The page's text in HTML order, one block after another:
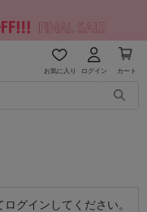
お気に入り ログイン カート
グインしてください。